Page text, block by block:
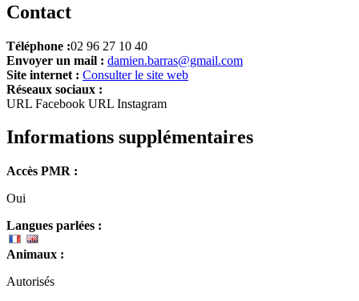
Contact
Téléphone :02 96 27 10 40
Envoyer un mail : damien.barras@gmail.com
Site internet : Consulter le site web
Réseaux sociaux :
URL Facebook URL Instagram
Informations supplémentaires
Accès PMR :
Oui
Langues parlées :
Animaux :
Autorisés